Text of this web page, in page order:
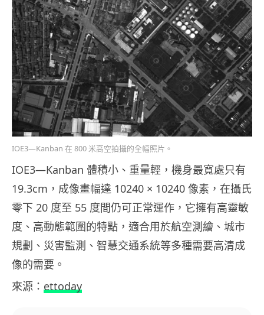
IOE3—Kanban 在 800 米高空拍攝的全幅照片。
IOE3—Kanban 體積小、重量輕，機身最寬處只有
19.3cm，成像畫幅達 10240 × 10240 像素，在攝氏
零下 20 度至 55 度間仍可正常運作，它擁有高靈敏
度、高動態範圍的特點，適合用於航空測繪、城市
規劃、災害監測、智慧交通系統等多種需要高清成
像的需要。
來源： ettoday